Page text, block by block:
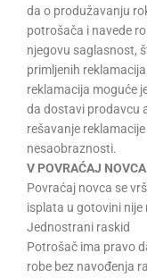
da o produžavanju
potrošača i navede
njegovu saglasnost,
primljenih
reklamacija moguće
da dostavi prodavcu
rešavanje
nesaobraznosti.
V POVRAĆAJ NOVCA
Povraćaj novca se
isplata u gotovini nije
Jednostrani raskid
Potrošač ima pravo
robe bez navođenja